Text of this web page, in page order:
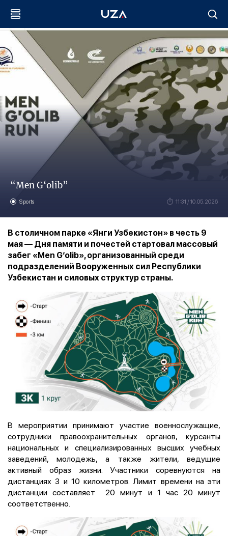
“Men G‘olib”
Sports 11:31 / 10.05.2026
В столичном парке «Янги Узбекистон» в честь 9
мая — Дня памяти и почестей стартовал массовый
забег «Men G‘olib», организованный среди
подразделений Вооруженных сил Республики
Узбекистан и силовых структур страны.
В мероприятии принимают участие военнослужащие,
сотрудники правоохранительных органов, курсанты
национальных и специализированных высших учебных
заведений, молодежь, а также жители, ведущие
активный образ жизни. Участники соревнуются на
дистанциях 3 и 10 километров. Лимит времени на эти
дистанции составляет 20 минут и 1 час 20 минут
соответственно.